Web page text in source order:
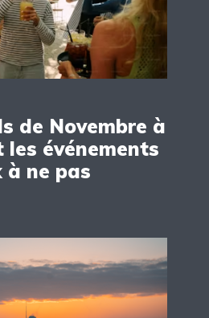
de Novembre à
événements
ne pas